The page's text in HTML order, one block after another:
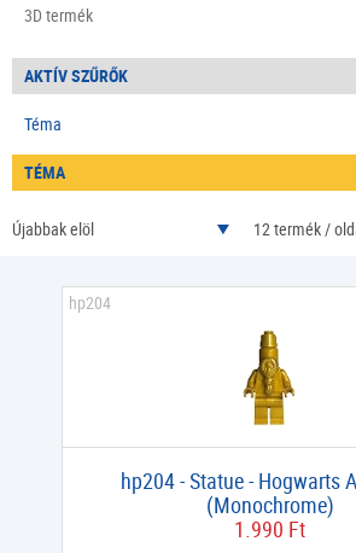
3D termék
AKTÍV SZŰRŐK
Téma
TÉMA
Újabbak elöl 12 termék /
hp204 - Statue - Hogwarts
(Monochrome)
1.990 Ft
hp204